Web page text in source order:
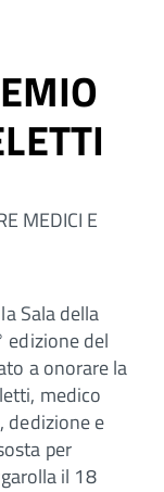
MEDICI E
Sala della
edizione del
a onorare la
medico
dedizione e
per
il 18